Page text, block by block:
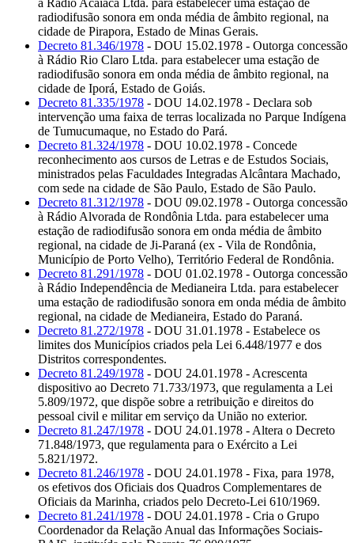
radiodifusão sonora em onda média de âmbito regional, na
cidade de Pirapora, Estado de Minas Gerais.
Decreto 81.346/1978 - DOU 15.02.1978 - Outorga concessão
à Rádio Rio Claro Ltda. para estabelecer uma estação de
radiodifusão sonora em onda média de âmbito regional, na
cidade de Iporá, Estado de Goiás.
Decreto 81.335/1978 - DOU 14.02.1978 - Declara sob
intervenção uma faixa de terras localizada no Parque Indígena
de Tumucumaque, no Estado do Pará.
Decreto 81.324/1978 - DOU 10.02.1978 - Concede
reconhecimento aos cursos de Letras e de Estudos Sociais,
ministrados pelas Faculdades Integradas Alcântara Machado,
com sede na cidade de São Paulo, Estado de São Paulo.
Decreto 81.312/1978 - DOU 09.02.1978 - Outorga concessão
à Rádio Alvorada de Rondônia Ltda. para estabelecer uma
estação de radiodifusão sonora em onda média de âmbito
regional, na cidade de Ji-Paraná (ex - Vila de Rondônia,
Município de Porto Velho), Território Federal de Rondônia.
Decreto 81.291/1978 - DOU 01.02.1978 - Outorga concessão
à Rádio Independência de Medianeira Ltda. para estabelecer
uma estação de radiodifusão sonora em onda média de âmbito
regional, na cidade de Medianeira, Estado do Paraná.
Decreto 81.272/1978 - DOU 31.01.1978 - Estabelece os
limites dos Municípios criados pela Lei 6.448/1977 e dos
Distritos correspondentes.
Decreto 81.249/1978 - DOU 24.01.1978 - Acrescenta
dispositivo ao Decreto 71.733/1973, que regulamenta a Lei
5.809/1972, que dispõe sobre a retribuição e direitos do
pessoal civil e militar em serviço da União no exterior.
Decreto 81.247/1978 - DOU 24.01.1978 - Altera o Decreto
71.848/1973, que regulamenta para o Exército a Lei
5.821/1972.
Decreto 81.246/1978 - DOU 24.01.1978 - Fixa, para 1978,
os efetivos dos Oficiais dos Quadros Complementares de
Oficiais da Marinha, criados pelo Decreto-Lei 610/1969.
Decreto 81.241/1978 - DOU 24.01.1978 - Cria o Grupo
Coordenador da Relação Anual das Informações Sociais-